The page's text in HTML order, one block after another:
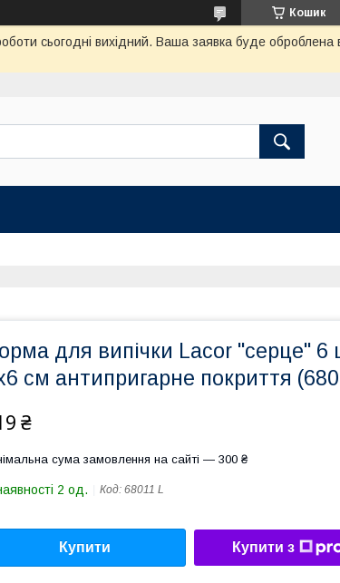
Кошик
сьогодні вихідний. Ваша заявка буде
для випічки Lacor "серце" 6
см антипригарне покриття
₴
сума замовлення на сайті — 300 ₴
2 од. Код: 68011 L
Купити Купити з